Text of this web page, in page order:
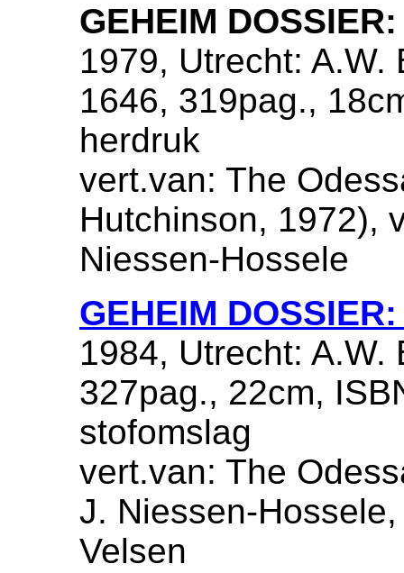
GEHEIM
1979, Utrecht: A.W.
1646, 319pag.,
herdruk
vert.van: The
Hutchinson, 1972),
Niessen-Hossele
GEHEIM
1984, Utrecht:
327pag., 22cm,
stofomslag
vert.van: The
J. Niessen-
Velsen